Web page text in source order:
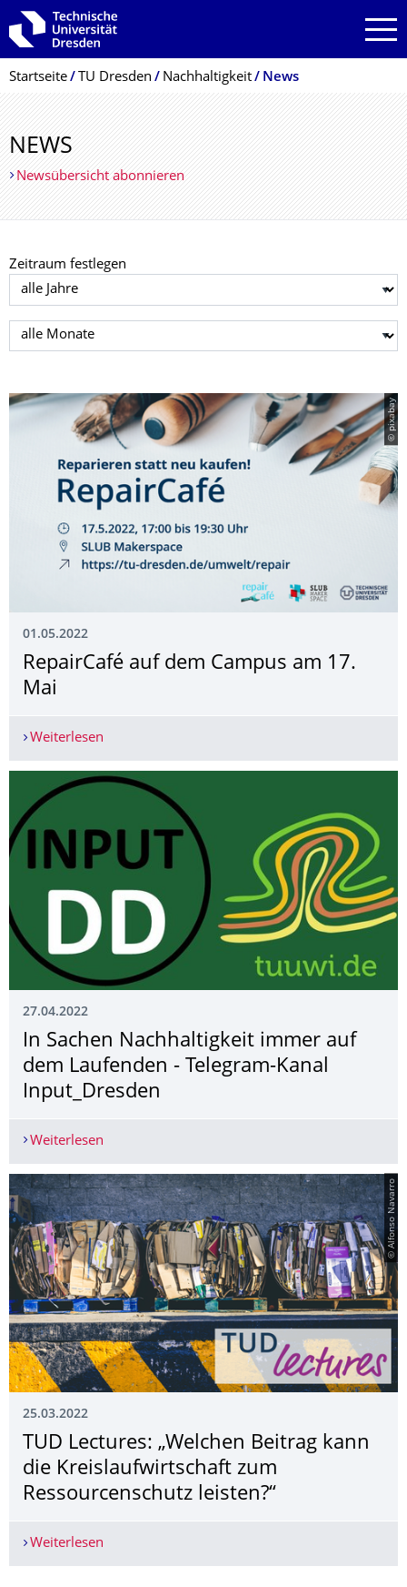
Zur Hauptnavigation springen
Zur Suche springen
Zum Inhalt springen
Breadcrumb-Menü
Startseite TU Dresden Nachhaltigkeit News
NEWS
Newsübersicht abonnieren
Zeitraum festlegen
Jahr auswählen
Monat auswählen
© pixabay
01.05.2022
RepairCafé auf dem Campus am 17.
Mai
Weiterlesen
27.04.2022
In Sachen Nachhaltigkeit immer auf
dem Laufenden - Telegram-Kanal
Input_Dresden
Weiterlesen
© Alfonso Navarro
25.03.2022
TUD Lectures: „Welchen Beitrag kann
die Kreislaufwirt­schaft zum
Ressourcenschutz leisten?“
Weiterlesen